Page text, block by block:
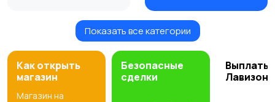
Показать все категории
Как открыть
магазин
Магазин на
Безопасные
сделки
Выплаты
Лавизон